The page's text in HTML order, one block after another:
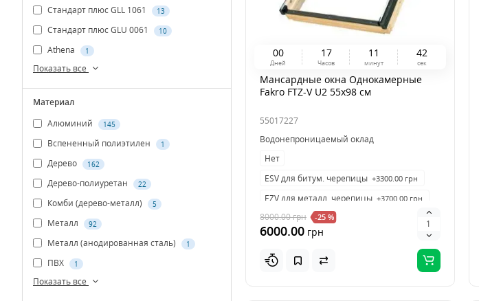
00
Дней
17
Часов
1 1
минут
41
сек
Мансардные окна Однокамерные
Fakro FTZ-V U2 55х98 см
55017227
Водонепроницаемый оклад
Нет
ESV для битум. черепицы +3300.00 грн
EZV для металл. черепицы +3700.00 грн
8000.00грн -25 %
6000.00 грн
Стандарт плюс GLL 1061 13
Стандарт плюс GLU 0061 10
Athena 1
Показать все
Материал
Алюминий
145
Вспененный полиэтилен 1
Дерево 162
Дерево-полиуретан 22
Комби (дерево-металл) 5
Металл 92
Металл (анодированная сталь) 1
ПВХ 1
Показать все